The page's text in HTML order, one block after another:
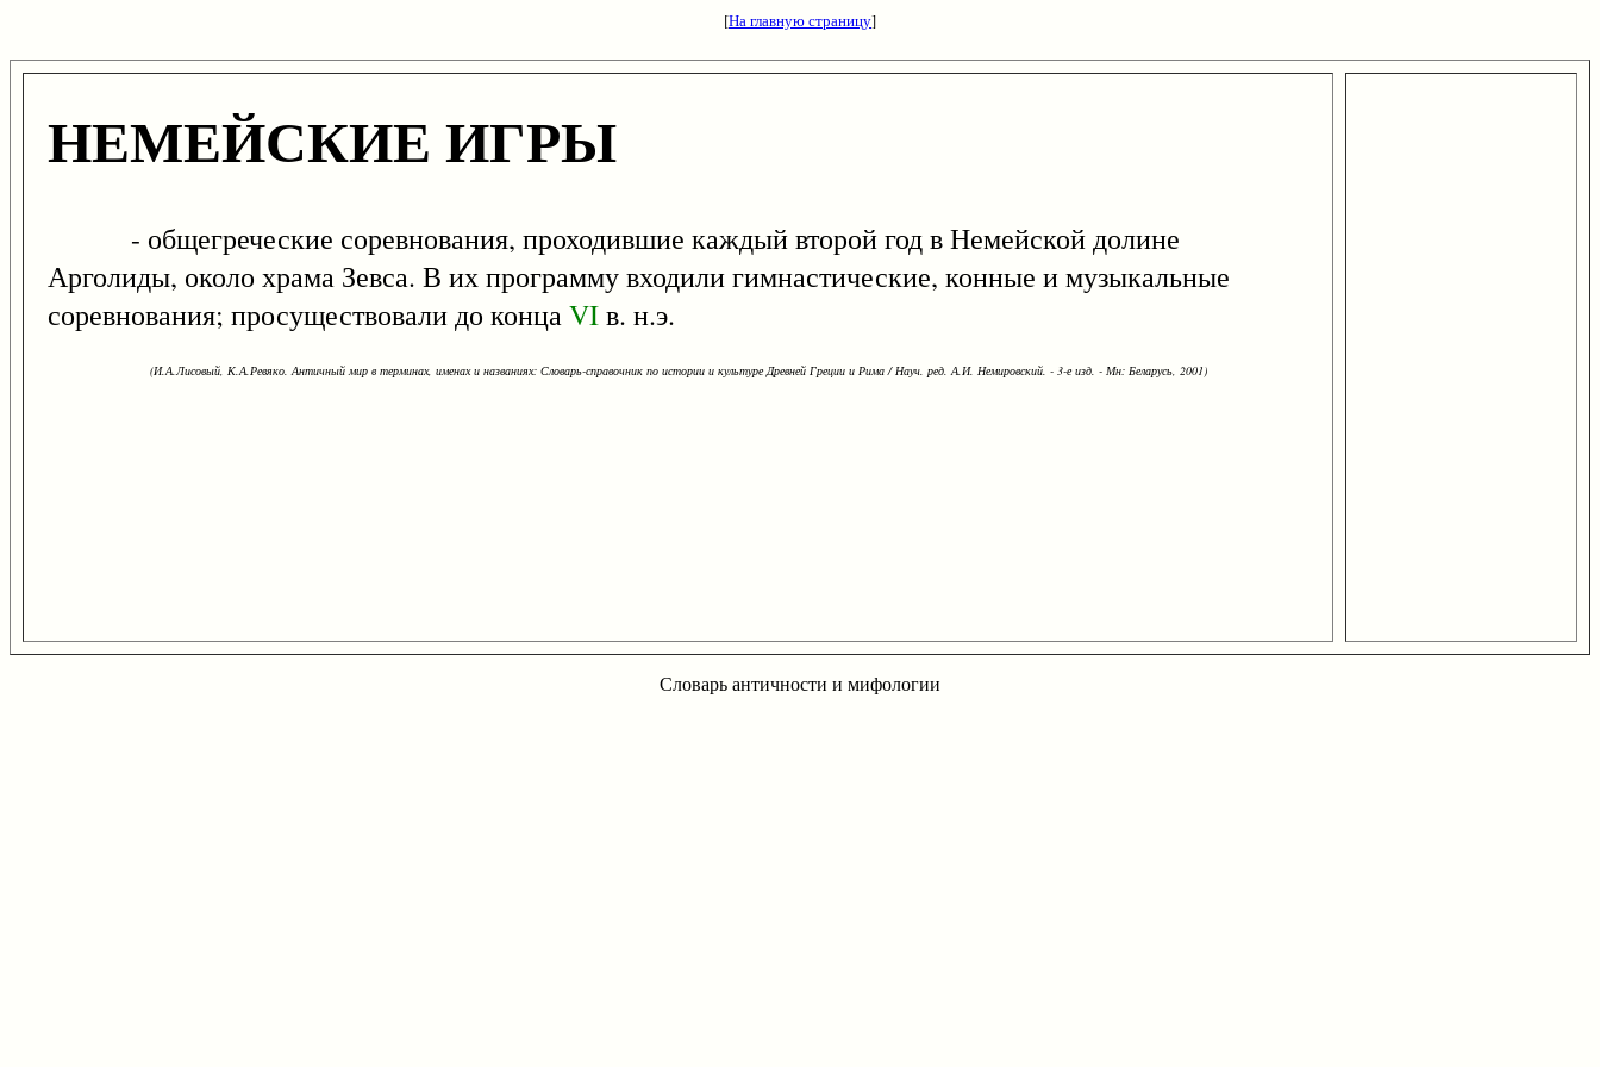
[На главную страницу]
НЕМЕЙСКИЕ ИГРЫ
- общегреческие соревнования, проходившие каждый второй год в Немейской долине
Арголиды, около храма Зевса. В их программу входили гимнастические, конные и музыкальные
соревнования; просуществовали до концаVIв. н.э.
(И.А.Лисовый, К.А.Ревяко. Античный мир в терминах, именах и названиях: Словарь-справочник по истории и культуре Древней Греции и Рима / Науч. ред. А.И. Немировский. - 3-е изд. - Мн: Беларусь, 2001)
Словарь античности и мифологии